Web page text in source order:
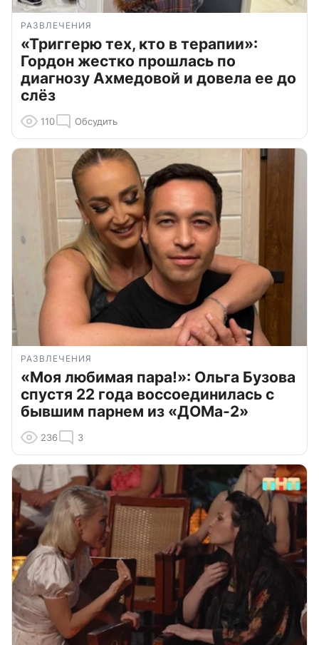
РАЗВЛЕЧЕНИЯ
«Триггерю тех, кто в терапии»:
Гордон жестко прошлась по
диагнозу Ахмедовой и довела ее до
слёз
110 Обсудить
РАЗВЛЕЧЕНИЯ
«Моя любимая пара!»: Ольга Бузова
спустя 22 года воссоединилась с
бывшим парнем из «ДОМа-2»
236 3